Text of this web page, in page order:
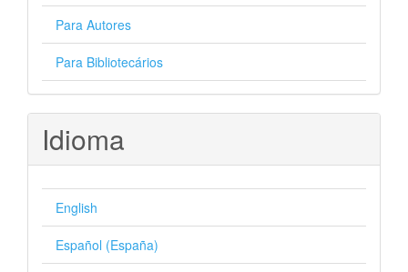
Para Autores
Para Bibliotecários
Idioma
English
Español (España)